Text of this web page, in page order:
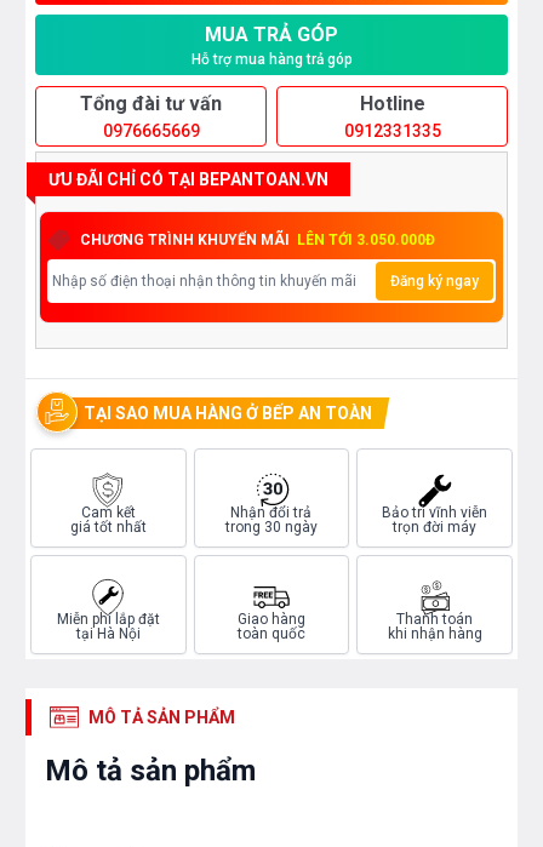
MUA TRẢ GÓP
Hỗ trợ mua hàng trả góp
Tổng đài tư vấn
0976665669
Hotline
0912331335
ƯU ĐÃI CHỈ CÓ TẠI BEPANTOAN.VN
CHƯƠNG TRÌNH KHUYẾN MÃI LÊN TỚI 3.050.000Đ
Đăng ký ngay
TẠI SAO MUA HÀNG Ở BẾP AN TOÀN
Cam kết
giá tốt nhất
Nhận đổi trả
trong 30 ngày
Bảo trì vĩnh viễn
trọn đời máy
Miễn phí lắp đặt
tại Hà Nội
Giao hàng
toàn quốc
Thanh toán
khi nhận hàng
MÔ TẢ SẢN PHẨM
Mô tả sản phẩm